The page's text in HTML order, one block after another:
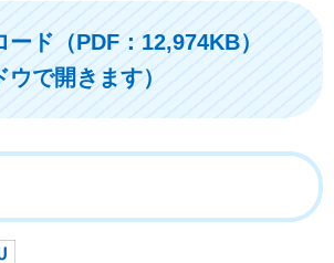
ド（PDF：12,974KB）
ウで開きます）